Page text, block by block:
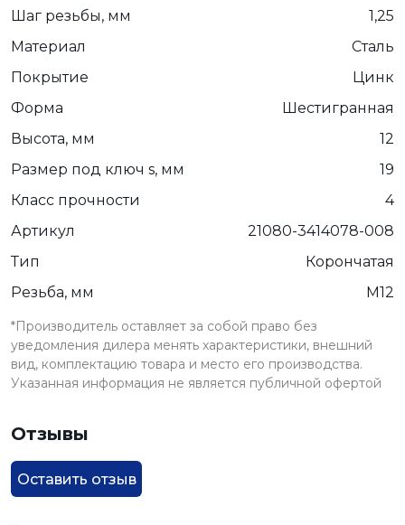
Шаг резьбы, мм
1,25
Материал
Сталь
Покрытие
Цинк
Форма
Шестигранная
Высота, мм
12
Размер под ключ s, мм
19
Класс прочности
4
Артикул
21080-3414078-008
Тип
Корончатая
Резьба, мм
М12
*Производитель оставляет за собой право без
уведомления дилера менять характеристики, внешний
вид, комплектацию товара и место его производства.
Указанная информация не является публичной офертой
Отзывы
Оставить отзыв